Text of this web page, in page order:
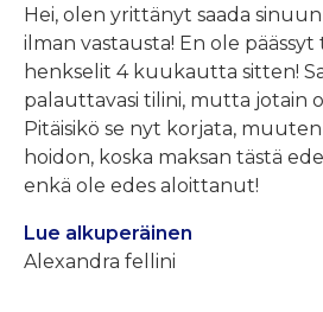
Hei, olen yrittänyt saada
ilman vastausta! En ole päässyt
henkselit 4 kuukautta sitten!
palauttavasi tilini, mutta jotain
Pitäisikö se nyt korjata,
hoidon, koska maksan tästä
enkä ole edes aloittanut!
Lue alkuperäinen
Alexandra fellini